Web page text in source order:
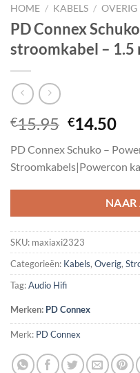
HOME / KABELS / OVERIG
PD Connex
stroomkabel – 1.5
€15.95
was:
€15.95.
€14.50
is:
PD Connex Schuko –
Stroomkabels|Powercon
NAAR
SKU: maxiaxi2323
Categorieën: Kabels, Overig,
Tag:Audio Hifi
Merken: PD Connex
Merk: PD Connex